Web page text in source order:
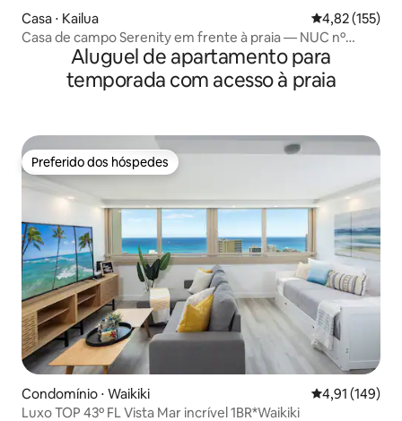
Casa ⋅ Kailua 4,82 de uma
4,82 (155)
Casa de campo Serenity em frente à praia — NUC nº
90/TVU-0326Aluguel de apartamento para
temporada com acesso à praia
Preferido dos hóspedes
Preferido dos hóspedes
Condomínio ⋅ Waikiki 4,91 de uma
4,91 (149)
Luxo TOP 43º FL Vista Mar incrível 1BR*Waikiki